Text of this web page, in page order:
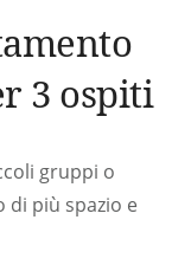
3 ospiti
gruppi o
di più spazio e